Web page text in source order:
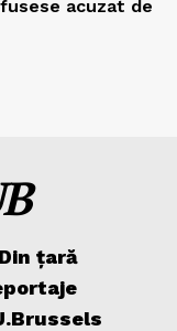
acuzat de
Din țară